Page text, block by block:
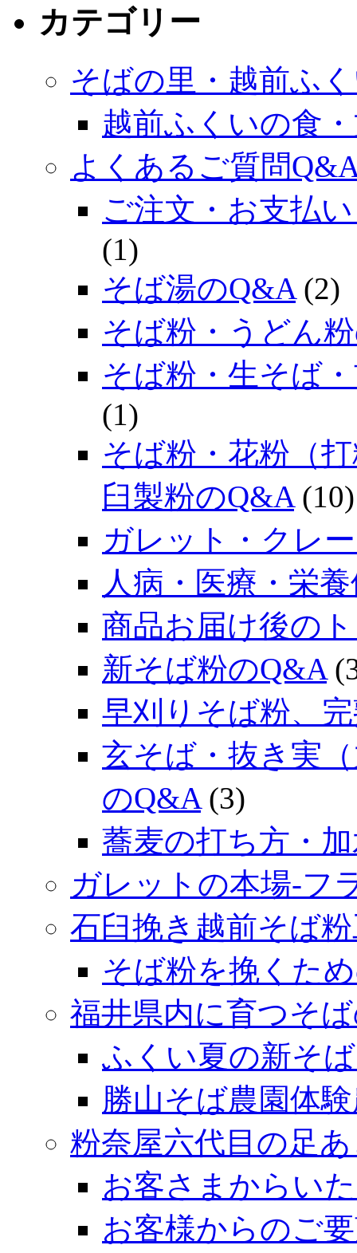
カテゴリー
そばの里・越前ふ
越前ふくいの食
よくあるご質問
ご注文・お支払
(1)
そば湯のQ&A (2)
そば粉・うどん
そば粉・生そば
(1)
そば粉・花粉（
臼製粉のQ&A (10)
ガレット・クレ
人病・医療・栄
商品お届け後の
新そば粉のQ&A
早刈りそば粉、
玄そば・抜き実
のQ&A (3)
蕎麦の打ち方・
ガレットの本場‐フ
石臼挽き越前そば
そば粉を挽くた
福井県内に育つそ
ふくい夏の新そ
勝山そば農園体
粉奈屋六代目の足
お客さまからい
お客様からのご